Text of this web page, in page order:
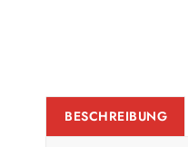
BESCHREIBUNG